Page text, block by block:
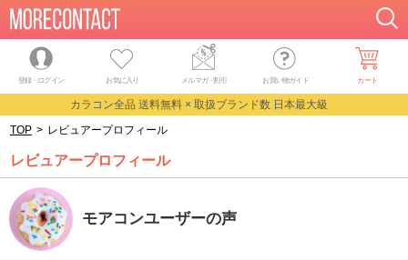
登録・ログイン お気に入り メルマガ・割引 お買い物ガイド カート
カラコン全品 送料無料 × 取扱ブランド数 日本最大級
TOP > レビュアープロフィール
レビュアープロフィール
モアコンユーザーの声